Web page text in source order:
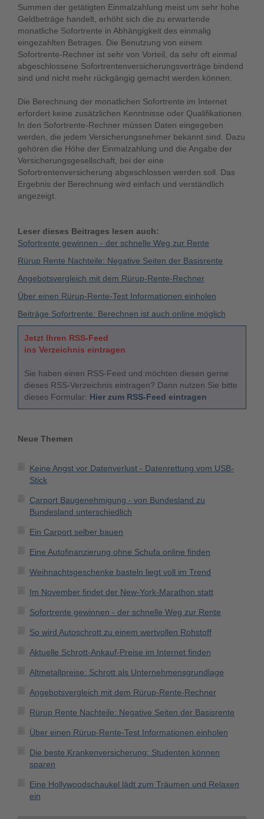
Summen der getätigten Einmalzahlung meist um sehr hohe
Geldbeträge handelt, erhöht sich die zu erwartende
monatliche Sofortrente in Abhängigkeit des einmalig
eingezahlten Betrages. Die Benutzung von einem
Sofortrente-Rechner ist sehr von Vorteil, da sehr oft einmal
abgeschlossene Sofortrentenversicherungsverträge bindend
sind und nicht mehr rückgängig gemacht werden können.
Die Berechnung der monatlichen Sofortrente im Internet
erfordert keine zusätzlichen Kenntnisse oder Qualifikationen.
In den Sofortrente-Rechner müssen Daten eingegeben
werden, die jedem Versicherungsnehmer bekannt sind. Dazu
gehören die Höhe der Einmalzahlung und die Angabe der
Versicherungsgesellschaft, bei der eine
Sofortrentenversicherung abgeschlossen werden soll. Das
Ergebnis der Berechnung wird einfach und verständlich
angezeigt.
Leser dieses Beitrages lesen auch:
Sofortrente gewinnen - der schnelle Weg zur Rente
Rürup Rente Nachteile: Negative Seiten der Basisrente
Angebotsvergleich mit dem Rürup-Rente-Rechner
Über einen Rürup-Rente-Test Informationen einholen
Beiträge Sofortrente: Berechnen ist auch online möglich
Jetzt Ihren RSS-Feed
ins Verzeichnis eintragen
Sie haben einen RSS-Feed und möchten diesen gerne
dieses RSS-Verzeichnis eintragen? Dann nutzen Sie bitte
dieses Formular: Hier zum RSS-Feed eintragen
Neue Themen
Keine Angst vor Datenverlust - Datenrettung vom USB-
Stick
Carport Baugenehmigung - von Bundesland zu
Bundesland unterschiedlich
Ein Carport selber bauen
Eine Autofinanzierung ohne Schufa online finden
Weihnachtsgeschenke basteln liegt voll im Trend
Im November findet der New-York-Marathon statt
Sofortrente gewinnen - der schnelle Weg zur Rente
So wird Autoschrott zu einem wertvollen Rohstoff
Aktuelle Schrott-Ankauf-Preise im Internet finden
Altmetallpreise: Schrott als Unternehmensgrundlage
Angebotsvergleich mit dem Rürup-Rente-Rechner
Rürup Rente Nachteile: Negative Seiten der Basisrente
Über einen Rürup-Rente-Test Informationen einholen
Die beste Krankenversicherung: Studenten können
sparen
Eine Hollywoodschaukel lädt zum Träumen und Relaxen
ein